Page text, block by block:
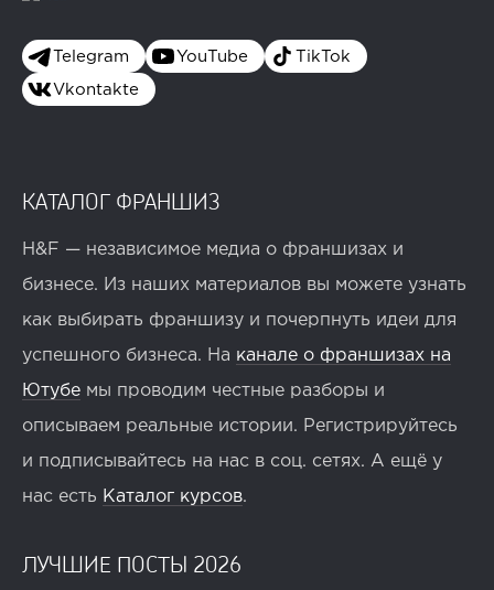
Telegram YouTube TikTok
Vkontakte
КАТАЛОГ ФРАНШИЗ
H&F — независимое медиа о франшизах и
бизнесе. Из наших материалов вы можете узнать
как выбирать франшизу и почерпнуть идеи для
успешного бизнеса. На канале о франшизах на
Ютубе мы проводим честные разборы и
описываем реальные истории. Регистрируйтесь
и подписывайтесь на нас в соц. сетях. А ещё у
нас есть Каталог курсов.
ЛУЧШИЕ ПОСТЫ 2026